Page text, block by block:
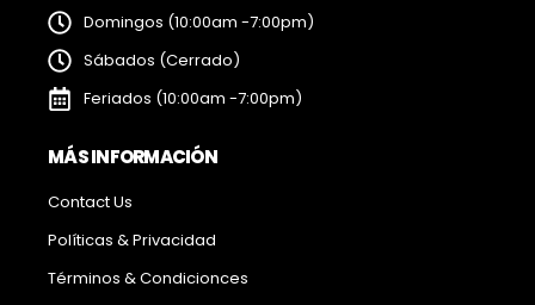
Domingos (10:00am -7:00pm)
Sábados (Cerrado)
Feriados (10:00am -7:00pm)
MÁS INFORMACIÓN
Contact Us
Políticas & Privacidad
Términos & Condicionces